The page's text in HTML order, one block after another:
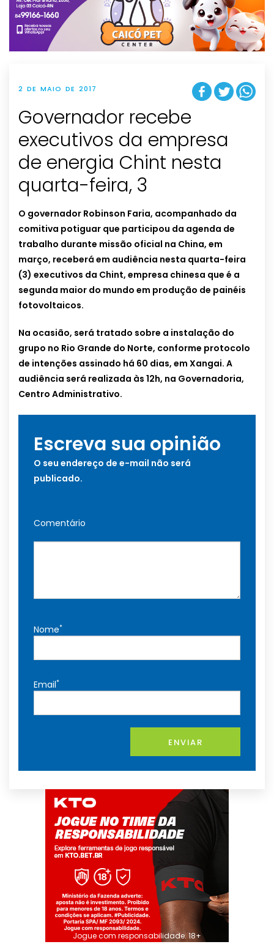
t
i
o
n
2 DE MAIO DE 2017
Governador recebe
executivos da empresa
de energia Chint nesta
quarta-feira, 3
O governador Robinson Faria, acompanhado da
comitiva potiguar que participou da agenda de
trabalho durante missão oficial na China, em
março, receberá em audiência nesta quarta-feira
(3) executivos da Chint, empresa chinesa que é a
segunda maior do mundo em produção de painéis
fotovoltaicos.
Na ocasião, será tratado sobre a instalação do
grupo no Rio Grande do Norte, conforme protocolo
de intenções assinado há 60 dias, em Xangai. A
audiência será realizada às 12h, na Governadoria,
Centro Administrativo.
Escreva sua opinião
O seu endereço de e-mail não será
publicado.
Comentário
Nome*
Email*
ENVIAR
Jogue com responsabilidade. 18+